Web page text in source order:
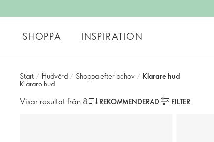
SHOPPA INSPIRATION
Start / Hudvård / Shoppa efter behov / Klarare hud
Klarare hud
Visar resultat från 8 REKOMMENDERAD FILTER